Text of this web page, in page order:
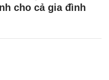
cho cả gia đình